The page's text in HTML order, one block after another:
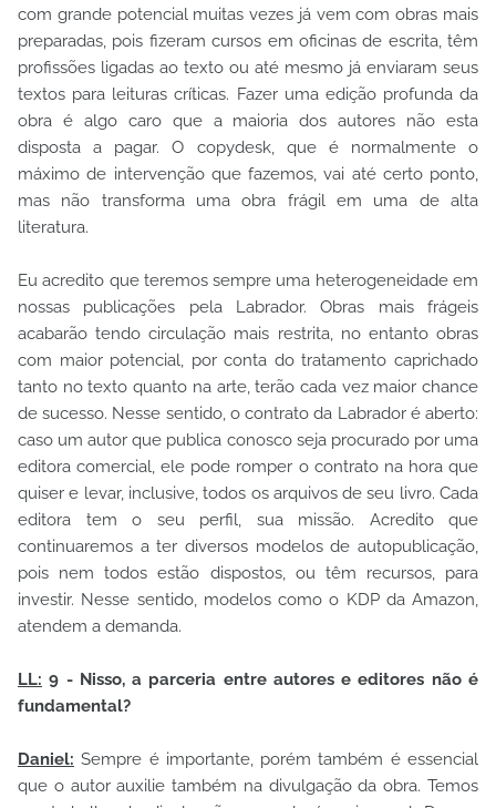
com grande potencial muitas vezes já vem com obras mais
preparadas, pois fizeram cursos em oficinas de escrita, têm
profissões ligadas ao texto ou até mesmo já enviaram seus
textos para leituras críticas. Fazer uma edição profunda da
obra é algo caro que a maioria dos autores não esta
disposta a pagar. O copydesk, que é normalmente o
máximo de intervenção que fazemos, vai até certo ponto,
mas não transforma uma obra frágil em uma de alta
literatura.
Eu acredito que teremos sempre uma heterogeneidade em
nossas publicações pela Labrador. Obras mais frágeis
acabarão tendo circulação mais restrita, no entanto obras
com maior potencial, por conta do tratamento caprichado
tanto no texto quanto na arte, terão cada vez maior chance
de sucesso. Nesse sentido, o contrato da Labrador é aberto:
caso um autor que publica conosco seja procurado por uma
editora comercial, ele pode romper o contrato na hora que
quiser e levar, inclusive, todos os arquivos de seu livro. Cada
editora tem o seu perfil, sua missão. Acredito que
continuaremos a ter diversos modelos de autopublicação,
pois nem todos estão dispostos, ou têm recursos, para
investir. Nesse sentido, modelos como o KDP da Amazon,
atendem a demanda.
LL: 9 - Nisso, a parceria entre autores e editores não é
fundamental?
Daniel: Sempre é importante, porém também é essencial
que o autor auxilie também na divulgação da obra. Temos